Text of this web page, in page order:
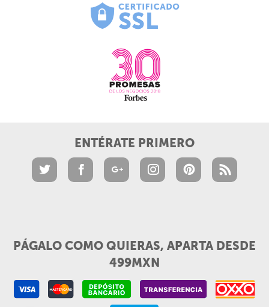
ENTÉRATE PRIMERO
PÁGALO COMO QUIERAS, APARTA DESDE
499MXN